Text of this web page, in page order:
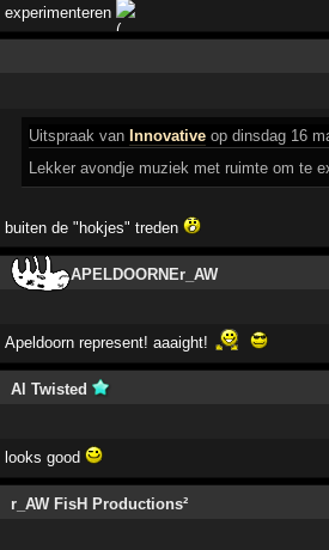
experimenteren
Uitspraak van Innovative op dinsdag 16
Lekker avondje muziek met ruimte om te
buiten de "hokjes" treden
APELDOORNEr_AW
Apeldoorn represent! aaaight!
Al Twisted
looks good
r_AW FisH Productions²